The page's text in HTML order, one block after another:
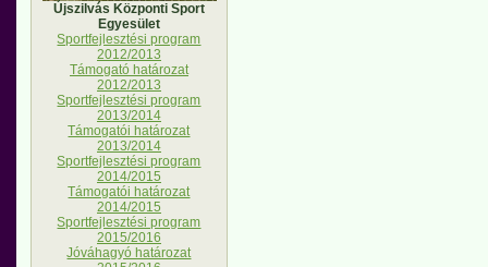
Újszilvás Központi Sport
Egyesület
Sportfejlesztési program
2012/2013
Támogató határozat
2012/2013
Sportfejlesztési program
2013/2014
Támogatói határozat
2013/2014
Sportfejlesztési program
2014/2015
Támogatói határozat
2014/2015
Sportfejlesztési program
2015/2016
Jóváhagyó határozat